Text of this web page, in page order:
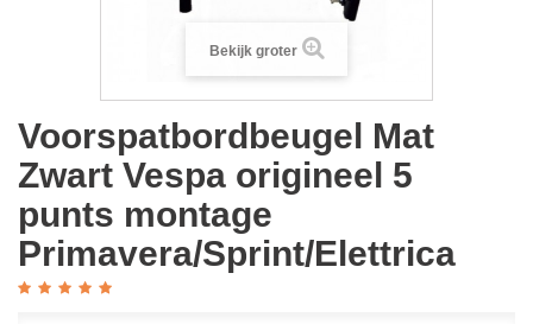
Bekijk groter
Voorspatbordbeugel Mat
Zwart Vespa origineel 5
punts montage
Primavera/Sprint/Elettrica